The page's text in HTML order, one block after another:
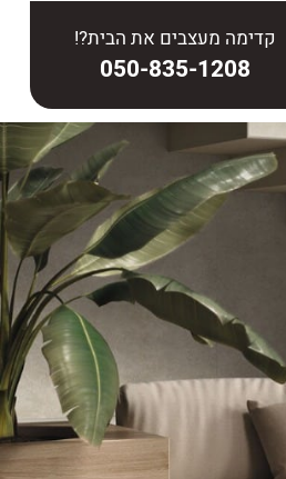
קדימה מעצבים את הבית?!
050-835-1208